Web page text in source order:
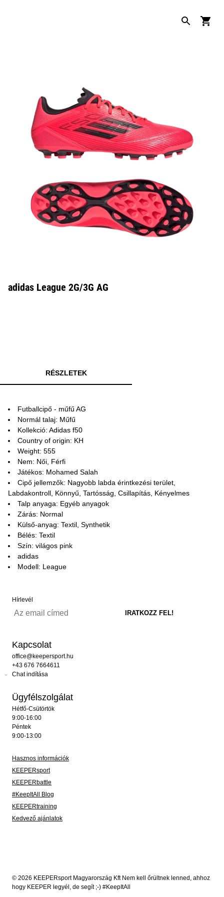
adidas League 2G/3G AG
RÉSZLETEK
Futballcipő - műfű AG
Normál talaj: Műfű
Kollekció: Adidas f50
Country of origin: KH
Weight: 555
Nem: Női, Férfi
Játékos: Mohamed Salah
Cipő jellemzők: Nagyobb labda érintkezési terület,
Labdakontroll, Könnyű, Tartósság, Csillapítás, Kényelmes
Talp anyaga: Egyéb anyagok
Zárás: Normal
Külső-anyag: Textil, Synthetik
Bélés: Textil
Szín: világos pink
adidas
Modell: League
Hírlevél
Kapcsolat
office@keepersport.hu
+43 676 7664611
Chat indítása
Ügyfélszolgálat
Hétfő-Csütörtök
9:00-16:00
Péntek
9:00-13:00
Hasznos információk
KEEPERsport
KEEPERbattle
#KeepItAll Blog
KEEPERtraining
Kedvező ajánlatok
© 2026 KEEPERsport Magyarország Kft Nem kell őrültnek lenned, ahhoz
hogy KEEPER legyél, de segít ;-) #KeepItAll